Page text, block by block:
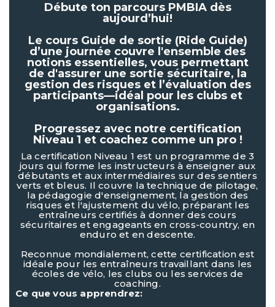
Débute ton parcours PMBIA dès
aujourd’hui!
Le cours Guide de sortie (Ride Guide)
d’une journée couvre l'ensemble des
notions essentielles, vous permettant
de d'assurer une sortie sécuritaire, la
gestion des risques et l’évaluation des
participants—idéal pour les clubs et
organisations.
Progressez avec notre certification
Niveau 1 et coachez comme un pro !
La certification Niveau 1 est un programme de 3
jours qui forme les instructeurs à enseigner aux
débutants et aux intermédiaires sur des sentiers
verts et bleus. Il couvre la technique de pilotage,
la pédagogie d'enseignement, la gestion des
risques et l'ajustement du vélo, préparant les
entraîneurs certifiés à donner des cours
sécuritaires et engageants en cross-country, en
enduro et en descente.
Reconnue mondialement, cette certification est
idéale pour les entraîneurs travaillant dans les
écoles de vélo, les clubs ou les services de
coaching.
Ce que vous apprendrez: